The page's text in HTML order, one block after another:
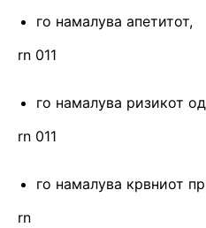
го намалува апетитот,
rn 011
го намалува ризикот
rn 011
го намалува крвниот
rn